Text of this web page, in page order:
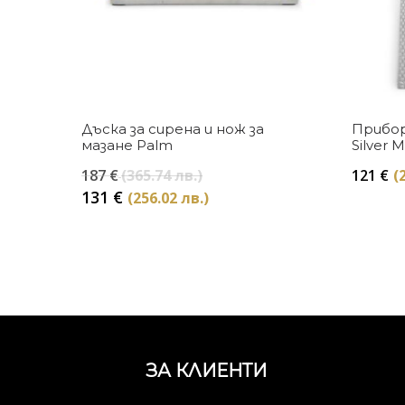
Купи
Дъска за сирена и нож за
мазане Palm
187€(365.74 лв.)Original
price
131 € (256.02 лв.)Текущата
Silver
121 €
ЗА КЛИЕНТИ